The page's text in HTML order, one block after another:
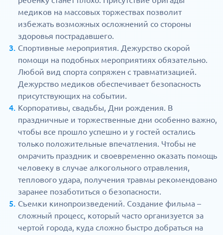
медиков на массовых торжествах позволит
избежать возможных осложнений со стороны
здоровья пострадавшего.
Спортивные мероприятия. Дежурство скорой
помощи на подобных мероприятиях обязательно.
Любой вид спорта сопряжен с травматизацией.
Дежурство медиков обеспечивает безопасность
присутствующих на событии.
Корпоративы, свадьбы, Дни рождения. В
праздничные и торжественные дни особенно важно,
чтобы все прошло успешно и у гостей остались
только положительные впечатления. Чтобы не
омрачить праздник и своевременно оказать помощь
человеку в случае алкогольного отравления,
теплового удара, получения травмы рекомендовано
заранее позаботиться о безопасности.
Съемки кинопроизведений. Создание фильма –
сложный процесс, который часто организуется за
чертой города, куда сложно быстро добраться на